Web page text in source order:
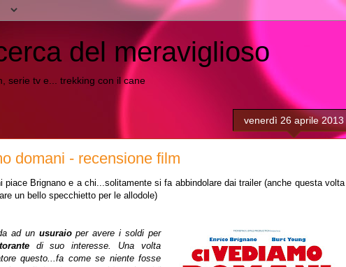
del meraviglioso
serie tv e... trekking con il cane
venerdì 26 aprile 2013
domani - recensione film
piace Brignano e a chi...solitamente si fa abbindolare dai trailer (anche questa volta
un bello specchietto per le allodole)
ad un usuraioper avere i soldi per
di suo interesse. Una volta
questo...fa come se niente fosse